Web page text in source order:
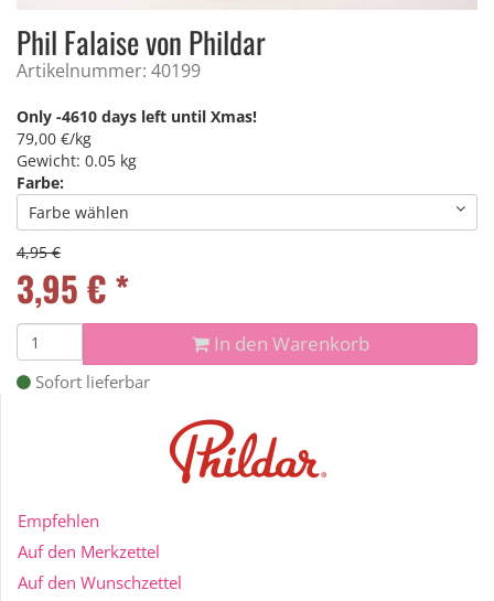
Phil Falaise von Phildar
Artikelnummer: 40199
Only -4610 days left until Xmas!
79,00 €/kg
Gewicht: 0.05 kg
Farbe:
Farbe wählen
4,95 €
3,95€*
In den Warenkorb
Sofort lieferbar
Empfehlen
Auf den Merkzettel
Auf den Wunschzettel